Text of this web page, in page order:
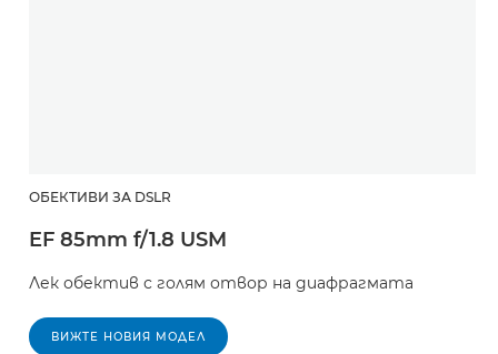
ОБЕКТИВИ ЗА DSLR
EF 85mm f/1.8 USM
Лек обектив с голям отвор на диафрагмата
ВИЖТЕ НОВИЯ МОДЕЛ